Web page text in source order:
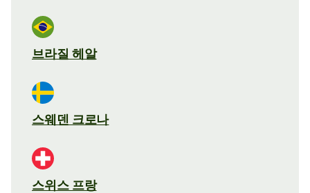
브라질 헤알
스웨덴 크로나
스위스 프랑